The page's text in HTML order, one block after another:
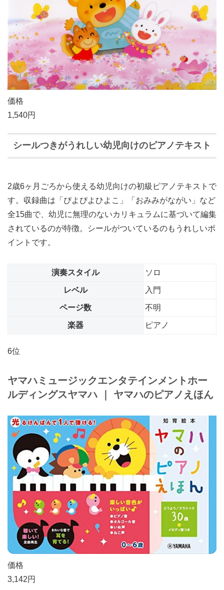
価格
1,540円
シールつきがうれしい幼児向けのピアノテキスト
2歳6ヶ月ごろから使える幼児向けの初級ピアノテキストで
す。収録曲は「ぴよぴよひよこ」「おみみがながい」など
全15曲で、幼児に無理のないカリキュラムに基づいて編集
されているのが特徴。シールがついているのもうれしいポ
イントです。
演奏スタイル ソロ
レベル 入門
ページ数 不明
楽器 ピアノ
6位
ヤマハミュージックエンタテインメントホー
ルディングスヤマハ ヤマハのピアノえほん
価格
3,142円